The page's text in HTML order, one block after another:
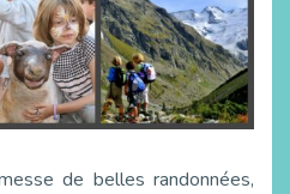
de belles randonnées,